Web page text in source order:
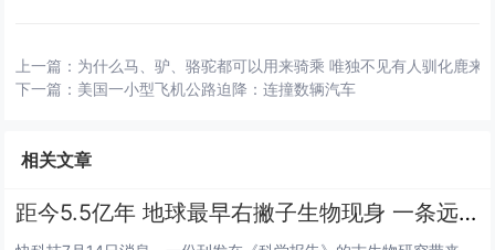
上一篇： 为什么马、驴、骆驼都可以用来骑乘 唯独不见有人驯化鹿来
下一篇： 美国一小型飞机公路迫降：连撞数辆汽车
相关文章
距今5.5亿年 地球最早右撇子生物现身 一条远古海底蠕虫